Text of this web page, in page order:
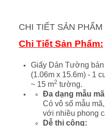
CHI TIẾT SẢN PHẨM
Chi Tiết Sản Phẩm:
Giấy Dán Tường
(1.06m x 15.6m) - 1
~ 15 m2 tường.
Đa dạng mẫu
Có vô số mẫu
với nhiều phong
Dễ thi công: